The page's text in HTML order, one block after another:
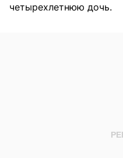
четырехлетнюю дочь.